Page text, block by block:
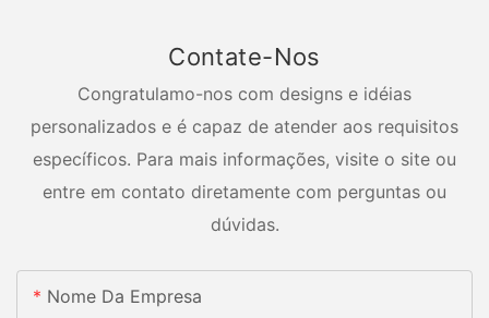
Contate-Nos
Congratulamo-nos com designs e idéias
personalizados e é capaz de atender aos requisitos
específicos. Para mais informações, visite o site ou
entre em contato diretamente com perguntas ou
dúvidas.
Nome Da Empresa